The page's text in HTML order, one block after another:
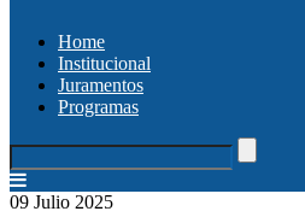
Home
Institucional
Juramentos
Programas
09 Julio 2025